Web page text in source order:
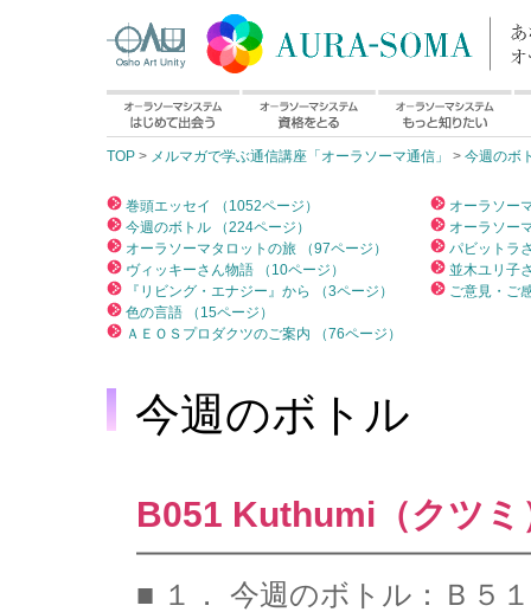
TOP > メルマガで学ぶ通信講座「オーラソーマ通信」 > 今週のボ
巻頭エッセイ （1052ページ）
今週のボトル （224ページ）
オーラソーマタロットの旅 （97ページ）
ヴィッキーさん物語 （10ページ）
『リビング・エナジー』から （3ページ）
色の言語 （15ページ）
ＡＥＯＳプロダクツのご案内 （76ページ）
オーラソー
オーラソー
パビットラ
並木ユリ子
ご意見・ご
今週のボトル
B051 Kuthumi（クツミ
■ １． 今週のボトル：Ｂ５